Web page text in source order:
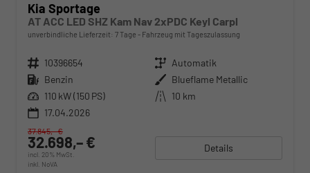
Kia Sportage
AT ACC LED SHZ Kam Nav 2xPDC Keyl Carpl
unverbindliche Lieferzeit: 7 Tage Fahrzeug mit Tageszulassung
Fahrzeugnr. 10396654 Getriebe Automatik
Kraftstoff Benzin Außenfarbe Blueflame Metallic
Leistung 110 kW (150 PS) Kilometerstand 10 km
17.04.2026
32.698,– €
incl. 20% MwSt.
inkl. NoVA
37.845,– €
Details